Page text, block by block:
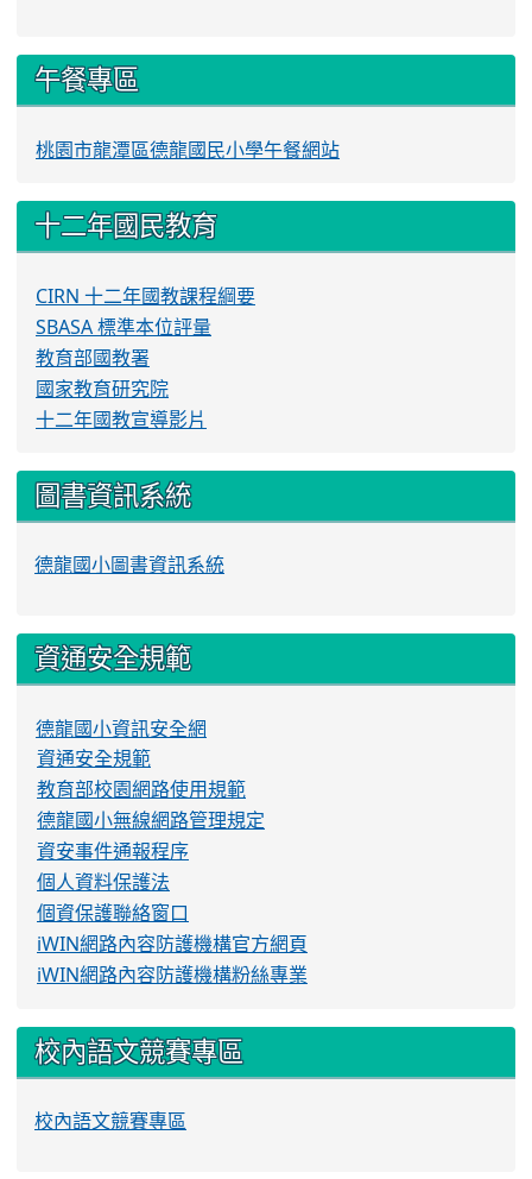
午餐專區
桃園市龍潭區德龍國民小學午餐網站
十二年國民教育
CIRN 十二年國教課程綱要
SBASA 標準本位評量
教育部國教署
國家教育研究院
十二年國教宣導影片
圖書資訊系統
德龍國小圖書資訊系統
資通安全規範
德龍國小資訊安全網
資通安全規範
教育部校園網路使用規範
德龍國小無線網路管理規定
資安事件通報程序
個人資料保護法
個資保護聯絡窗口
iWIN網路內容防護機構官方網頁
iWIN網路內容防護機構粉絲專業
校內語文競賽專區
校內語文競賽專區